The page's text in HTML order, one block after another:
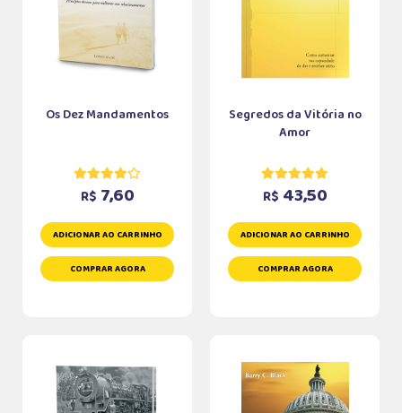
Os Dez Mandamentos
R$ 7,60
ADICIONAR AO CARRINHO
COMPRAR AGORA
Segredos da Vitória no
Amor
R$ 43,50
ADICIONAR AO CARRINHO
COMPRAR AGORA